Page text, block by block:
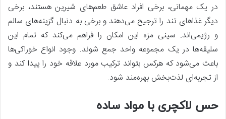
در یک مهمانی، برخی افراد عاشق طعم‌های شیرین هستند، برخی
دیگر غذاهای تند را ترجیح می‌دهند و برخی به دنبال گزینه‌های سالم
و رژیمی‌اند. سینی مزه این امکان را فراهم می‌کند که تمام این
سلیقه‌ها در یک مجموعه واحد جمع شوند. وجود انواع خوراکی‌ها
باعث می‌شود که هرکس بتواند ترکیب مورد علاقه خود را پیدا کند و
از تجربه‌ای لذت‌بخش بهره‌مند شود.
حس لاکچری با مواد ساده